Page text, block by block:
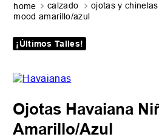
calzado ojotas y chinelas
mood amarillo/azul
¡Últimos Talles!
Ojotas Havaiana
Amarillo/Azul
2.
zapatillas
5. zapatillas adidas